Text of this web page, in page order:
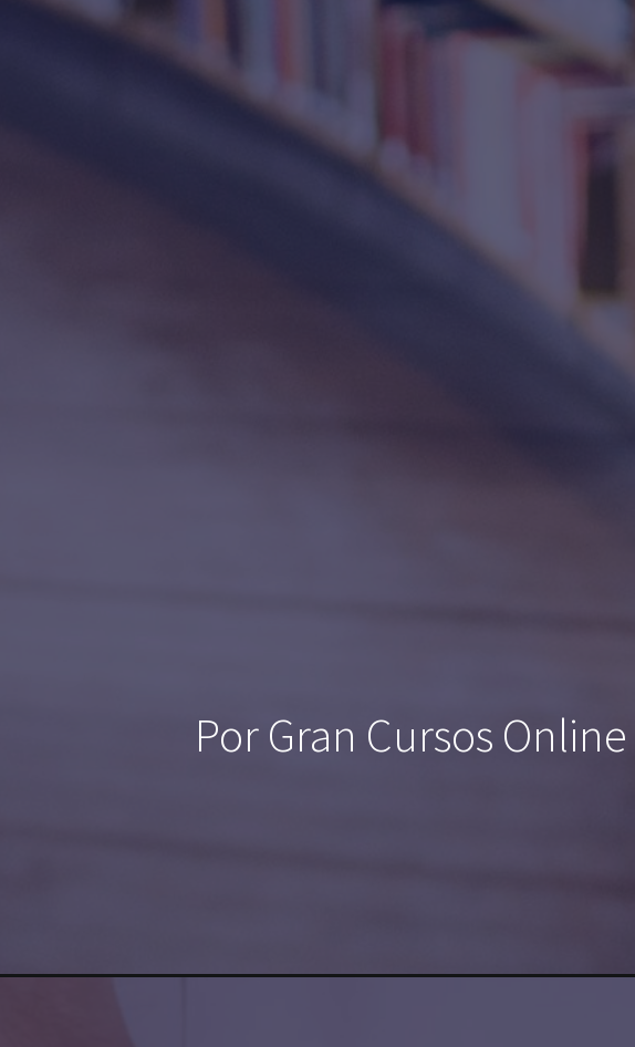
Por Gran Cursos Online